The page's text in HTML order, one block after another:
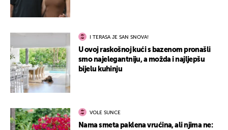
I TERASA JE SAN SNOVA!
U ovoj raskošnoj kući s bazenom pronašli
smo najelegantniju, a možda i najljepšu
bijelu kuhinju
VOLE SUNCE
Nama smeta paklena vrućina, ali njima ne: